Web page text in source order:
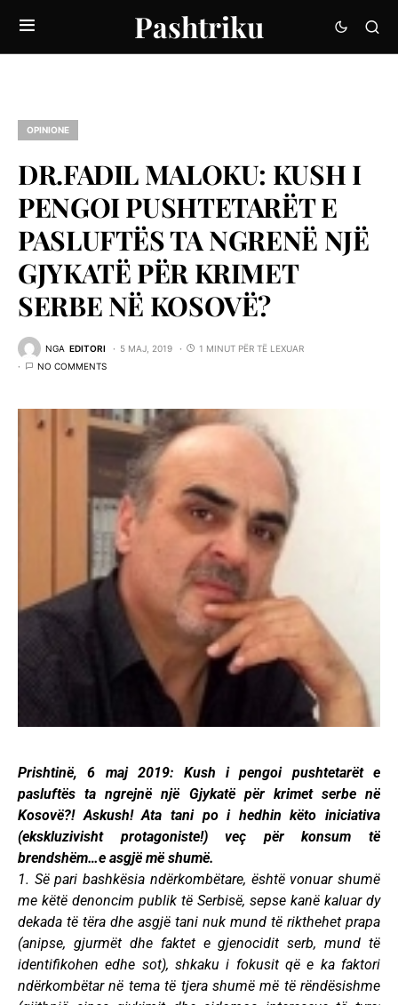
Pashtriku
OPINIONE
DR.FADIL MALOKU: KUSH I
PENGOI PUSHTETARËT E
PASLUFTËS TA NGRENË NJË
GJYKATË PËR KRIMET
SERBE NË KOSOVË?
NGA EDITORI 5 MAJ, 2019
1 MINUT PËR TË LEXUAR
NO COMMENTS
Prishtinë, 6 maj 2019: Kush i pengoi pushtetarët e
pasluftës ta ngrejnë një Gjykatë për krimet serbe në
Kosovë?! Askush! Ata tani po i hedhin këto iniciativa
(ekskluzivisht protagoniste!) veç për konsum të
brendshëm…e asgjë më shumë.
1. Së pari bashkësia ndërkombëtare, është vonuar shumë
me këtë denoncim publik të Serbisë, sepse kanë kaluar dy
dekada të tëra dhe asgjë tani nuk mund të rikthehet prapa
(anipse, gjurmët dhe faktet e gjenocidit serb, mund të
identifikohen edhe sot), shkaku i fokusit që e ka faktori
ndërkombëtar në tema të tjera shumë më të rëndësishme